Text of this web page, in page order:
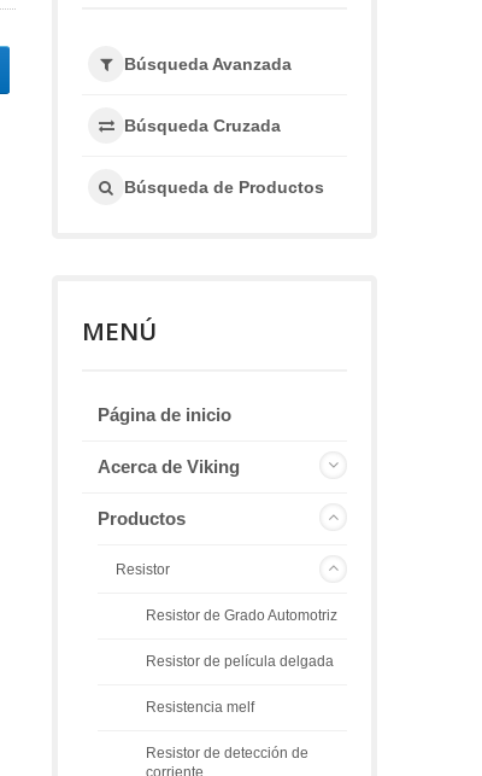
Búsqueda Avanzada
Búsqueda Cruzada
Búsqueda de Productos
MENÚ
Página de inicio
Acerca de Viking
Productos
Resistor
Resistor de Grado Automotriz
Resistor de película delgada
Resistencia melf
Resistor de detección de
corriente